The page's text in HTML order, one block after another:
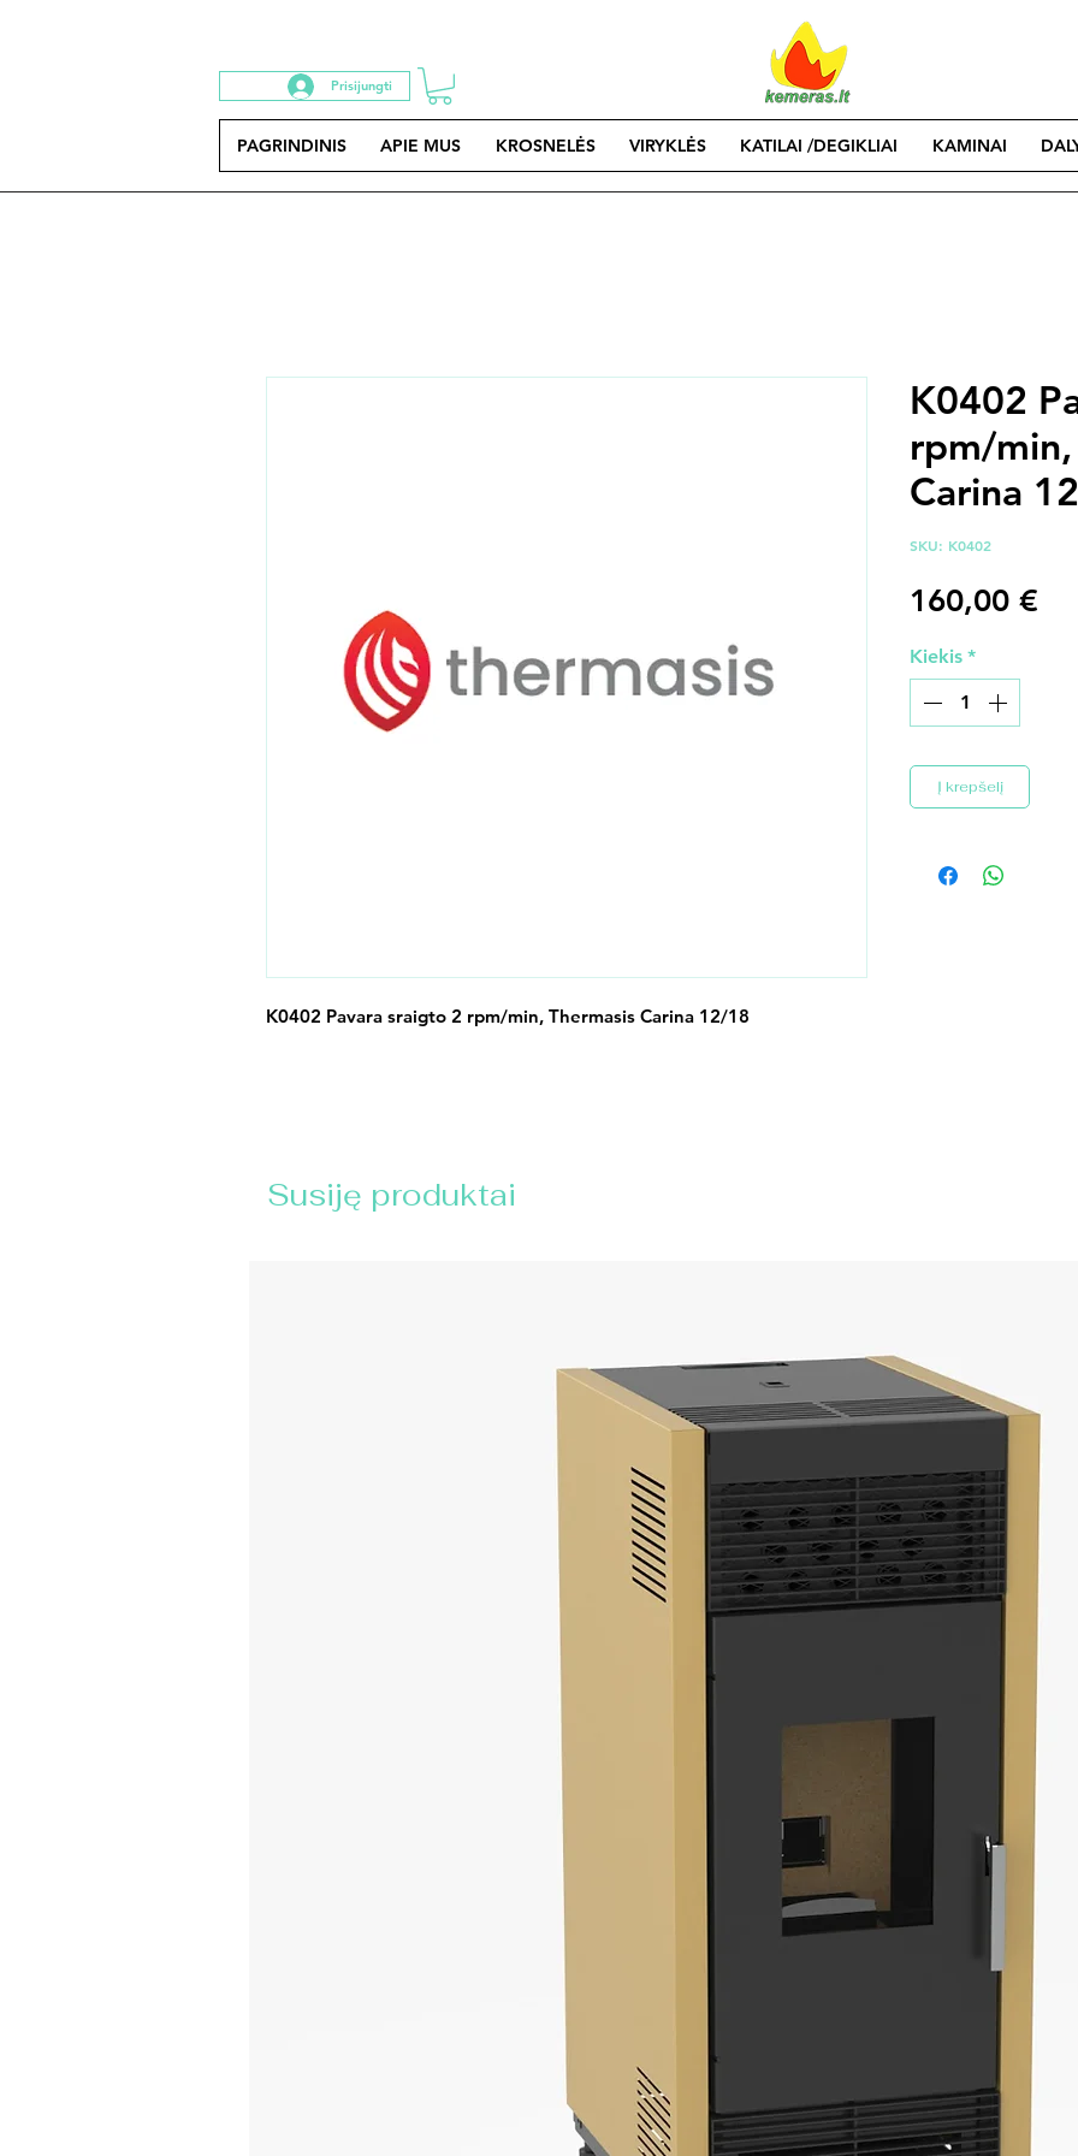
Prisijungti
PAGRINDINIS APIE MUS KROSNELĖS VIRYKLĖS KATILAI /DEGIKLIAI KAMINAI
K0402 Pavara sraigto 2 rpm/min, Thermasis Carina 12/18
K0402
rpm/min,
Carina
SKU: K0402
160,00 €
Kiekis *
Į krepšelį
Susiję produktai